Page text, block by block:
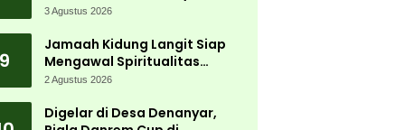
3 Agustus 2026
9
Jamaah Kidung Langit Siap
Mengawal Spiritualitas
Muktamar NU
2 Agustus 2026
Digelar di Desa Denanyar,